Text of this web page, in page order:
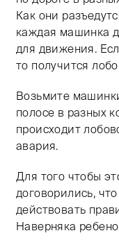
Как они
каждая машинка
для движения.
то получится
Возьмите
полосе в разных
происходит
авария.
Для того чтобы
договорились,
действовать
Наверняка